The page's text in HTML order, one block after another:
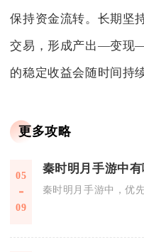
保持资金流转。长期坚
交易，形成产出—变现
的稳定收益会随时间持
更多攻略
05
09
秦时明月手游中，优